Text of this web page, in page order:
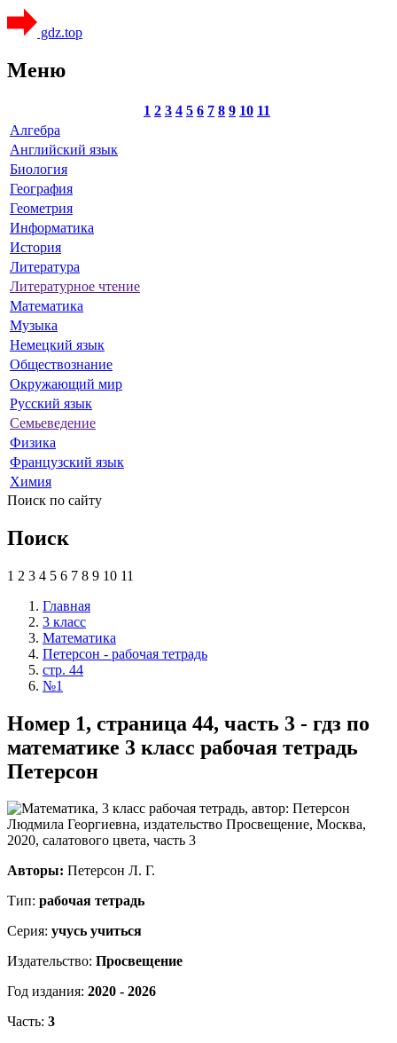
gdz.top
Меню
1 2 3 4 5 6 7 8 9 10 11
Алгебра
Английский язык
Биология
География
Геометрия
Информатика
История
Литература
Литературное чтение
Математика
Музыка
Немецкий язык
Обществознание
Окружающий мир
Русский язык
Семьеведение
Физика
Французский язык
Химия
Поиск по сайту
Поиск
1 2 3 4 5 6 7 8 9 10 11
Главная
3 класс
Математика
Петерсон - рабочая тетрадь
стр. 44
№1
Номер 1, страница 44, часть 3 - гдз по
математике 3 класс рабочая тетрадь
Петерсон
Авторы: Петерсон Л. Г.
Тип: рабочая тетрадь
Серия: учусь учиться
Издательство: Просвещение
Год издания: 2020 - 2026
Часть: 3